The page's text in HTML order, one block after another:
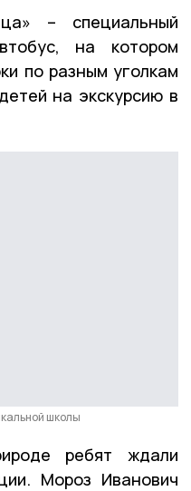
– специальный
на котором
по разным уголкам
на экскурсию в
школы
ребят ждали
Мороз Иванович